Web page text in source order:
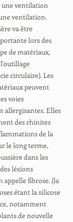
une ventilation
ventilation.
va être
lors des
de matériaux,
circulaire). Les
peuvent
voies
allergisantes. Elles
des rhinites
de la
le long terme,
dans les
lésions
appelle fibrose. (la
étant la silicose
notamment
de nouvelle